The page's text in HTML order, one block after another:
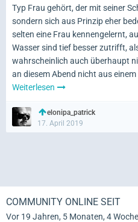
Typ Frau gehört, der mit seiner
sondern sich aus Prinzip eher
selten eine Frau kennengelernt,
Wasser sind tief besser zutrifft,
wahrscheinlich auch überhaupt
an diesem Abend nicht aus
Weiterlesen
elonipa_patrick
17. April 2019
COMMUNITY ONLINE SEIT
Vor 19 Jahren, 5 Monaten, 4